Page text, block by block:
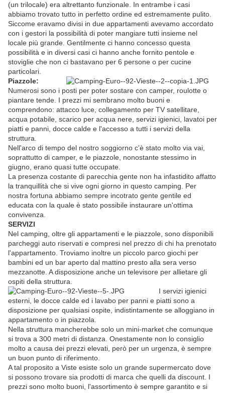
(un trilocale) era altrettanto funzionale. In entrambe i casi
abbiamo trovato tutto in perfetto ordine ed estremamente pulito.
Siccome eravamo divisi in due appartamenti avevamo accordato
con i gestori la possibilità di poter mangiare tutti insieme nel
locale più grande. Gentilmente ci hanno concesso questa
possibilità e in diversi casi ci hanno anche fornito pentole e
stoviglie che non ci bastavano per 6 persone o per cucine
particolari.
Piazzole:
Numerosi sono i posti per poter sostare con camper, roulotte o
piantare tende. I prezzi mi sembrano molto buoni e
comprendono: attacco luce, collegamento per TV satellitare,
acqua potabile, scarico per acqua nere, servizi igienici, lavatoi per
piatti e panni, docce calde e l'accesso a tutti i servizi della
struttura.
Nell'arco di tempo del nostro soggiorno c'è stato molto via vai,
soprattutto di camper, e le piazzole, nonostante stessimo in
giugno, erano quasi tutte occupate.
La presenza costante di parecchia gente non ha infastidito affatto
la tranquillità che si vive ogni giorno in questo camping. Per
nostra fortuna abbiamo sempre incotrato gente gentile ed
educata con la quale è stato possibile instaurare un'ottima
convivenza.
SERVIZI
Nel camping, oltre gli appartamenti e le piazzole, sono disponibili
parcheggi auto riservati e compresi nel prezzo di chi ha prenotato
l'appartamento. Troviamo inoltre un piccolo parco giochi per
bambini ed un bar aperto dal mattino presto alla sera verso
mezzanotte. A disposizione anche un televisore per allietare gli
ospiti della struttura.
I servizi igienici
esterni, le docce calde ed i lavabo per panni e piatti sono a
disposizione per qualsiasi ospite, indistintamente se alloggiano in
appartamento o in piazzola.
Nella struttura mancherebbe solo un mini-market che comunque
si trova a 300 metri di distanza. Onestamente non lo consiglio
molto a causa dei prezzi elevati, però per un urgenza, è sempre
un buon punto di riferimento.
A tal proposito a Viste esiste solo un grande supermercato dove
si possono trovare sia prodotti di marca che quelli da discount. I
prezzi sono molto buoni, l'assortimento è sempre garantito e si